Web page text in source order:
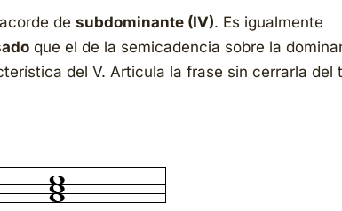
de subdominante (IV). Es igualmente
que el de la semicadencia sobre la
del V. Articula la frase sin cerrarla del